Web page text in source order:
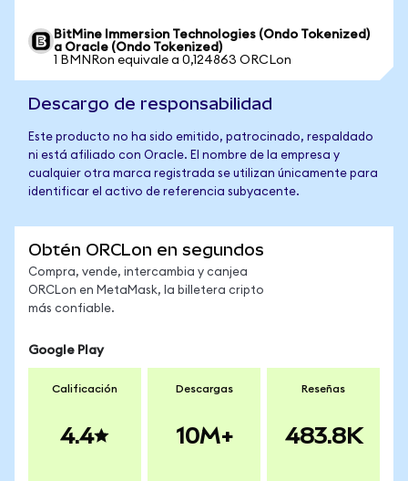
BitMine Immersion Technologies (Ondo Tokenized)
a Oracle (Ondo Tokenized)
1 BMNRon equivale a 0,124863 ORCLon
Descargo de responsabilidad
Este producto no ha sido emitido, patrocinado, respaldado
ni está afiliado con Oracle. El nombre de la empresa y
cualquier otra marca registrada se utilizan únicamente para
identificar el activo de referencia subyacente.
Obtén ORCLon en segundos
Compra, vende, intercambia y canjea
ORCLon en MetaMask, la billetera cripto
más confiable.
Google Play
Calificación
4.4
Descargas
10M+
Reseñas
483.8K